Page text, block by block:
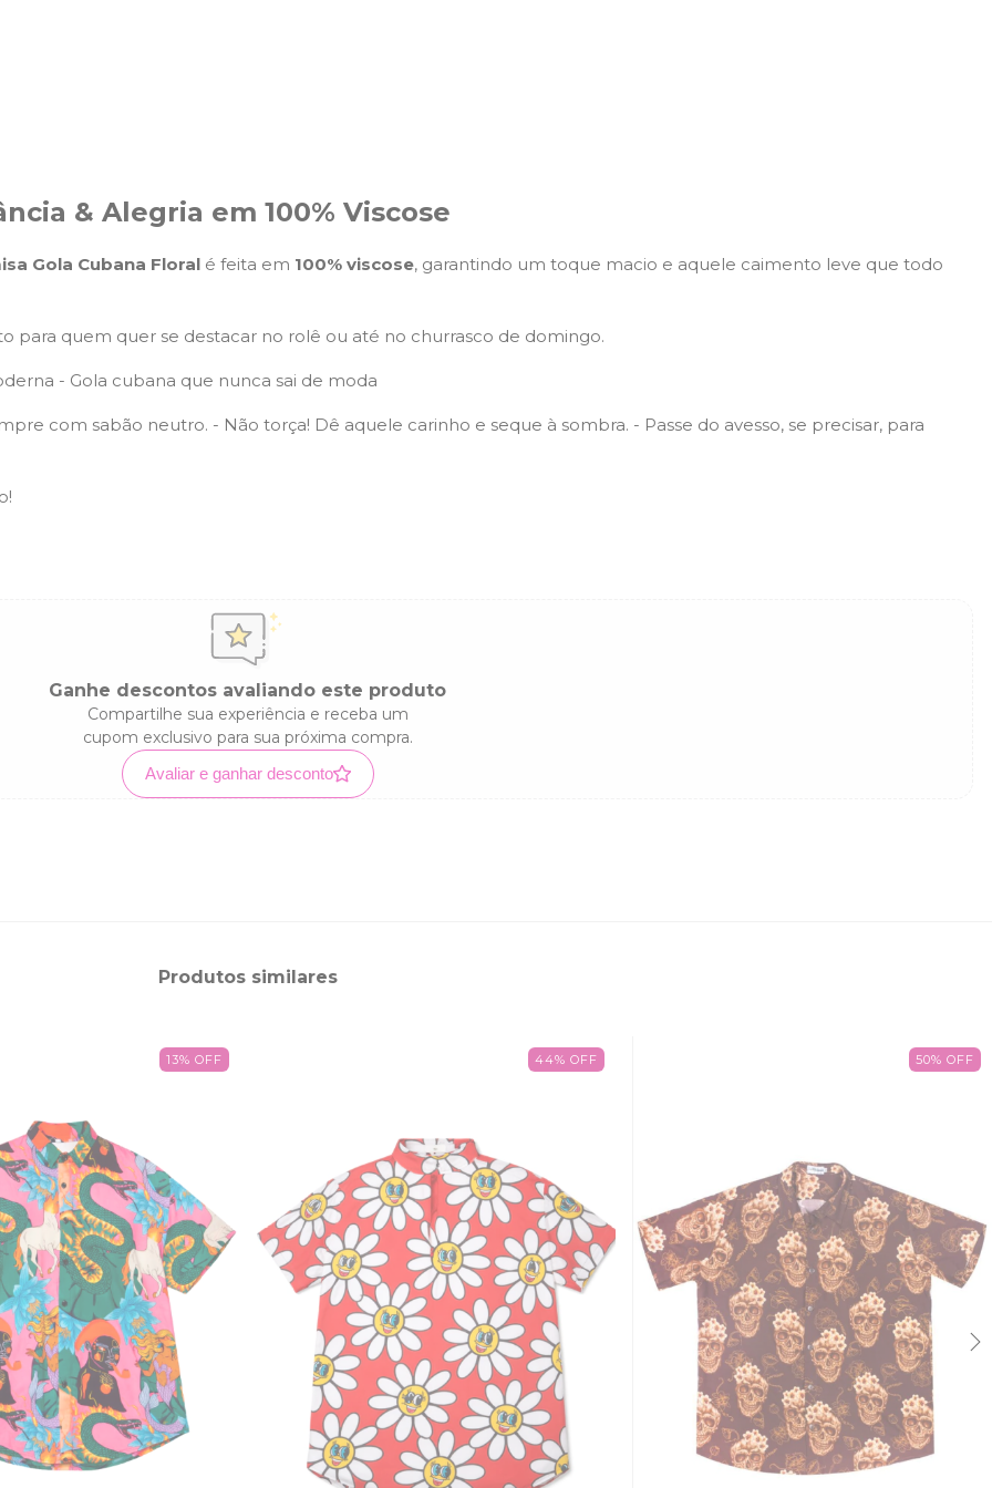
& Alegria em 100% Viscose
Gola Cubana Floral é feita em 100% viscose, garantindo um toque macio e aquele caimento leve que todo
para quem quer se destacar no rolê ou até no churrasco de domingo.
- Gola cubana que nunca sai de moda
com sabão neutro. - Não torça! Dê aquele carinho e seque à sombra. - Passe do avesso, se precisar, para
Ganhe descontos avaliando este produto
Compartilhe sua experiência e receba um
cupom exclusivo para sua próxima compra.
Avaliar e ganhar desconto
Produtos similares
13% OFF 44%OFF 50% OFF